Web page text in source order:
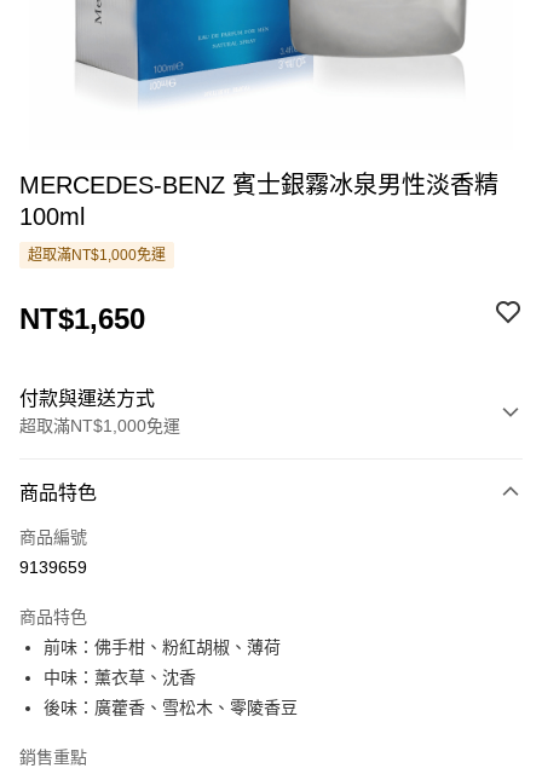
MERCEDES-BENZ 賓士銀霧冰泉男性淡香精
100ml
超取滿NT$1,000免運
NT$1,650
付款與運送方式
超取滿NT$1,000免運
信用卡一次付款
超商取貨付款
街口支付
AFTEE先享後付
相關說明
AFTEE先享後付是「在收到商品之後才付款」的支付方式。 讓您購物簡單
ATM付款
商品特色
商品編號
9139659
商品特色
前味：佛手柑、粉紅胡椒、薄荷
中味：薰衣草、沈香
後味：廣藿香、雪松木、零陵香豆
銷售重點